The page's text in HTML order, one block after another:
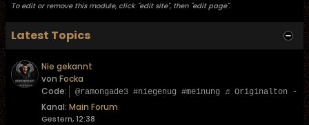
To edit or remove this module, click "edit site", then "edit page".
Latest Topics
Nie gekannt
von Focka
Code:
@ramongade3 #niegenug #meinung ♬ Originalton -
Kanal: Main Forum
Gestern, 12:38